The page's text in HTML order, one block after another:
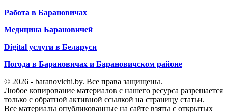
Работа в Барановичах
Медицина Барановичей
Digital услуги в Беларуси
Погода в Барановичах и Барановичском районе
© 2026 - baranovichi.by. Все права защищены.
Любое копирование материалов с нашего ресурса разрешается
только с обратной активной ссылкой на страницу статьи.
Все материалы опубликованные на сайте взяты с открытых